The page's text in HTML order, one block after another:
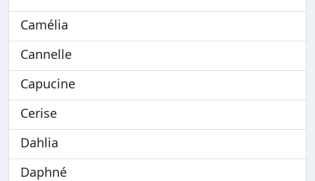
Camélia
Cannelle
Capucine
Cerise
Dahlia
Daphné